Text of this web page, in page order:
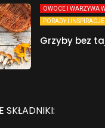
OWOCE I WARZYWA
PORADY I INSPIRACJE
Grzyby bez
SKŁADNIKI: